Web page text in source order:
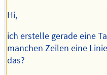
Hi,
ich erstelle gerade eine
manchen Zeilen eine
das?